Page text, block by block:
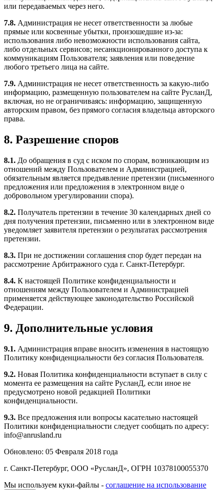
или передаваемых через него.
7.8. Администрация не несет ответственности за любые
прямые или косвенные убытки, произошедшие из-за:
использования либо невозможности использования сайта,
либо отдельных сервисов; несанкционированного доступа к
коммуникациям Пользователя; заявления или поведение
любого третьего лица на сайте.
7.9. Администрация не несет ответственность за какую-либо
информацию, размещенную пользователем на сайте РусланД,
включая, но не ограничиваясь: информацию, защищенную
авторским правом, без прямого согласия владельца авторского
права.
8. Разрешение споров
8.1. До обращения в суд с иском по спорам, возникающим из
отношений между Пользователем и Администрацией,
обязательным является предъявление претензии (письменного
предложения или предложения в электронном виде о
добровольном урегулировании спора).
8.2. Получатель претензии в течение 30 календарных дней со
дня получения претензии, письменно или в электронном виде
уведомляет заявителя претензии о результатах рассмотрения
претензии.
8.3. При не достижении соглашения спор будет передан на
рассмотрение Арбитражного суда г. Санкт-Петербург.
8.4. К настоящей Политике конфиденциальности и
отношениям между Пользователем и Администрацией
применяется действующее законодательство Российской
Федерации.
9. Дополнительные условия
9.1. Администрация вправе вносить изменения в настоящую
Политику конфиденциальности без согласия Пользователя.
9.2. Новая Политика конфиденциальности вступает в силу с
момента ее размещения на сайте РусланД, если иное не
предусмотрено новой редакцией Политики
конфиденциальности.
9.3. Все предложения или вопросы касательно настоящей
Политики конфиденциальности следует сообщать по адресу:
info@anrusland.ru
Обновлено: 05 Февраля 2018 года
г. Санкт-Петербург, ООО «РусланД», ОГРН 10378100055370
Мы используем куки-файлы - соглашение на использование